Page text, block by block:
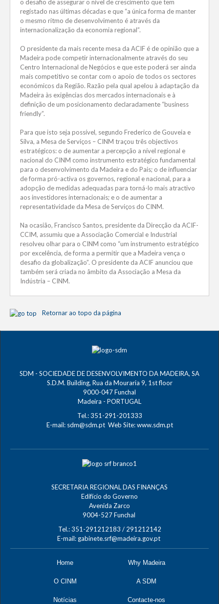
o desafio de assegurar o nível de crescimento que tem
registado nas últimas décadas e que “a única forma de manter
o mesmo ritmo de desenvolvimento é através da
internacionalização da economia regional”.
O presidente da mais recente mesa da ACIF é de opinião que a
Madeira pode competir internacionalmente através do seu
Centro Internacional de Negócios e que este poderá ser ainda
mais competitivo se contar com o apoio de todos os sectores
económicos da Região. Razão pela qual apelou à adaptação da
Madeira às exigências dos mercados internacionais e à
definição de um posicionamento declaradamente “business
friendly”.
Para que isto seja possível, segundo Frederico de Gouveia e
Silva, a Mesa de Serviços – CINM traçou três objectivos
estratégicos: o de aumentar a percepção a nível regional e
nacional do CINM como instrumento estratégico fundamental
para o desenvolvimento da Madeira e do Pais; o de influenciar
de forma pró-activa os governos, regional e nacional, para a
adopção de medidas adequadas para torná-lo mais atractivo
aos investidores internacionais; e o de aumentar a
representatividade da Mesa de Serviços do CINM.
Na ocasião, Francisco Santos, presidente da Direcção da ACIF-
CCIM, assumiu que a Associação Comercial e Industrial
resolveu olhar para o CINM como “um instrumento estratégico
por excelência, de forma a permitir que a Madeira vença o
desafio da globalização”. O presidente da ACIF anunciou que
também será criada no âmbito da Associação a Mesa da
Indústria – CINM.
Retornar ao topo da página
SDM - SOCIEDADE DE DESENVOLVIMENTO DA MADEIRA, SA
S.D.M. Building, Rua da Mouraria 9, 1st floor
9000-047 Funchal
Madeira - PORTUGAL
Tel.: 351-291-201333
E-mail: sdm@sdm.ptWeb Site:www.sdm.pt
SECRETARIA REGIONAL DAS FINANÇAS
Edifício do Governo
Avenida Zarco
9004-527 Funchal
Tel.: 351-291212183 / 291212142
E-mail: gabinete.srf@madeira.gov.pt
Home Why Madeira
O CINM A SDM
Notícias Contacte-nos